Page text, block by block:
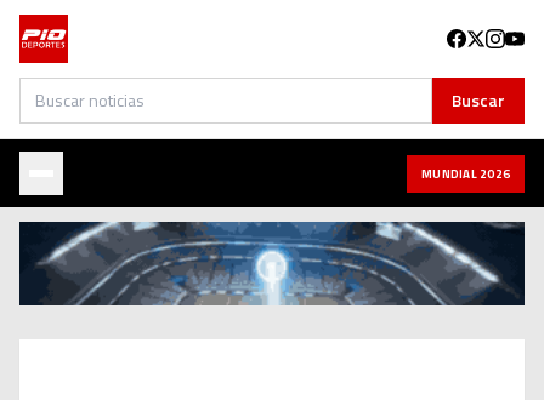
Buscar Buscar
MUNDIAL 2026